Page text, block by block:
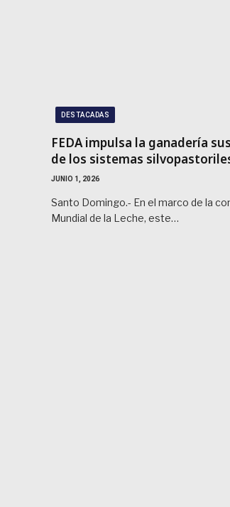
DESTACADAS
FEDA impulsa la ganadería
de los sistemas
JUNIO 1, 2026
Santo Domingo.- En el marco de la
Mundial de la Leche, este…